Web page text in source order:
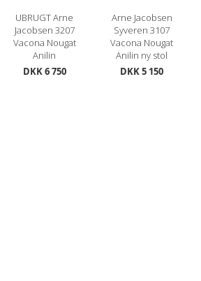
UBRUGT Arne
Jacobsen 3207
Vacona Nougat
Anilin
DKK 6 750
Arne Jacobsen
Syveren 3107
Vacona Nougat
Anilin ny stol
DKK 5 150